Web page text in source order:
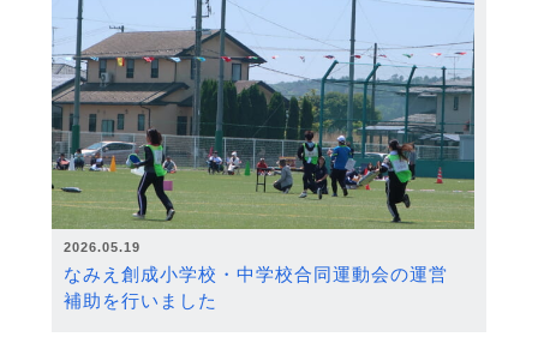
2026.05.19
なみえ創成小学校・中学校合同運動会の運営
補助を行いました